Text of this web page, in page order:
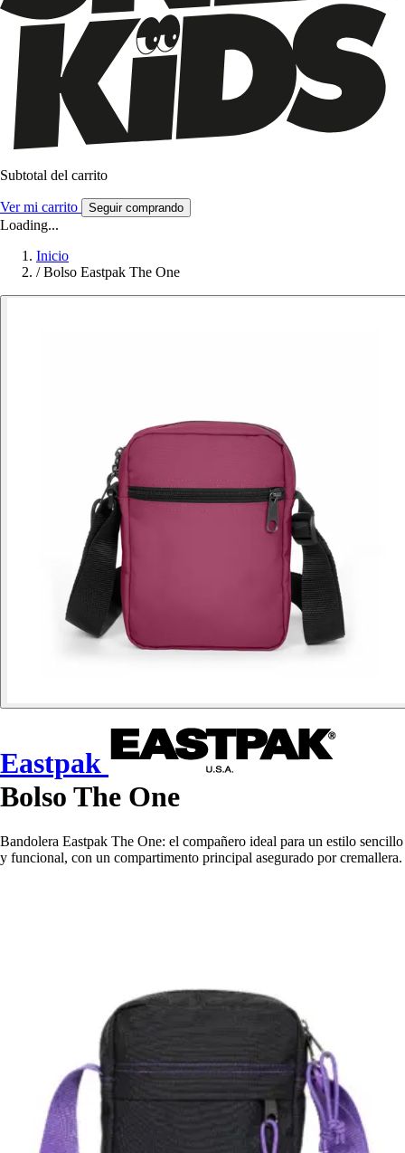
Subtotal del carrito
Ver mi carrito Seguir comprando
Loading...
Inicio
/ Bolso Eastpak The One
Eastpak
Bolso The One
Bandolera Eastpak The One: el compañero ideal para un estilo sencillo
y funcional, con un compartimento principal asegurado por cremallera.